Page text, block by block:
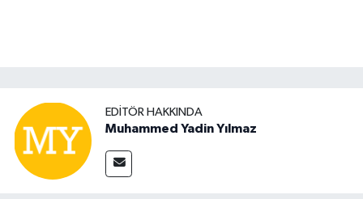
EDITÖR HAKKINDA
Muhammed Yadin Yılmaz